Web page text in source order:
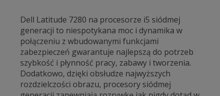
Dell Latitude 7280 na procesorze i5 siódmej
generacji to niespotykana moc i dynamika w
połączeniu z wbudowanymi funkcjami
zabezpieczeń gwarantuje najlepszą do potrzeb
szybkość i płynność pracy, zabawy i tworzenia.
Dodatkowo, dzięki obsłudze najwyższych
rozdzielczości obrazu, procesory siódmej